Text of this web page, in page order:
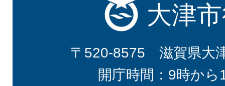
大津
〒520-8575 滋賀県大
開庁時間：9時から